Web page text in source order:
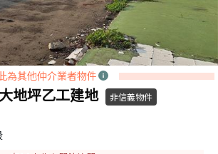
為其他仲介業者物件
地坪乙工建地 非信義物件